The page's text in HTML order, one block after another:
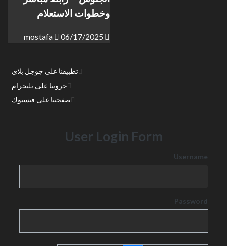
وخطوات الاستعلام
mostafa 06/17/2025
تطبيقنا على جوجل بلاي
جروبنا على تليجرام
صفحتنا على فيسبوك
User Login Form
Username
Password